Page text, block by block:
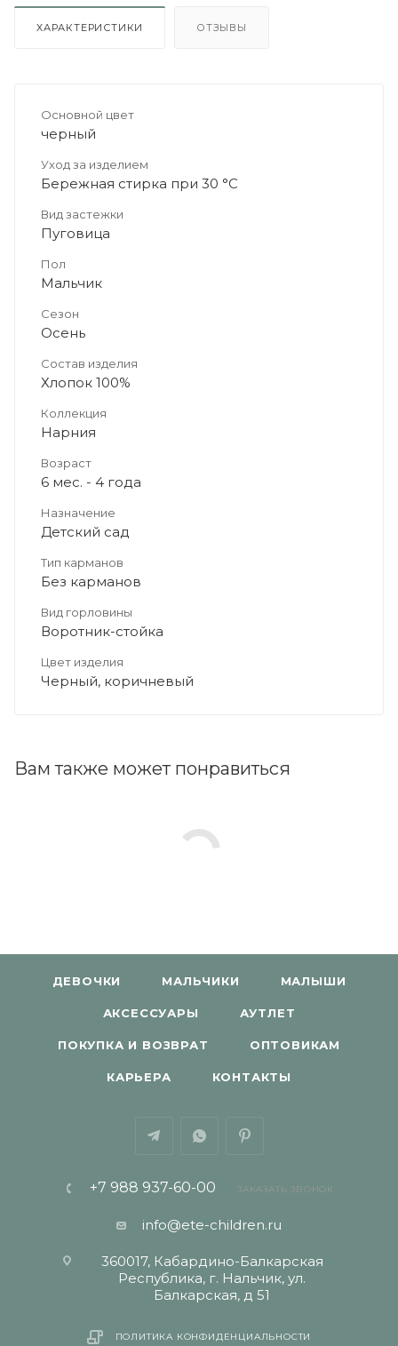
ХАРАКТЕРИСТИКИ ОТЗЫВЫ
Основной цвет
черный
Уход за изделием
Бережная стирка при 30 °C
Вид застежки
Пуговица
Пол
Мальчик
Сезон
Осень
Состав изделия
Хлопок 100%
Коллекция
Нарния
Возраст
6 мес. - 4 года
Назначение
Детский сад
Тип карманов
Без карманов
Вид горловины
Воротник-стойка
Цвет изделия
Черный, коричневый
Вам также может понравиться
ДЕВОЧКИ МАЛЬЧИКИ МАЛЫШИ
АКСЕССУАРЫ АУТЛЕТ
ПОКУПКА И ВОЗВРАТ ОПТОВИКАМ
КАРЬЕРА КОНТАКТЫ
+7 988 937-60-00 ЗАКАЗАТЬ ЗВОНОК
info@ete-children.ru
360017, Кабардино-Балкарская
Республика, г. Нальчик, ул.
Балкарская, д 51
ПОЛИТИКА КОНФИДЕНЦИАЛЬНОСТИ